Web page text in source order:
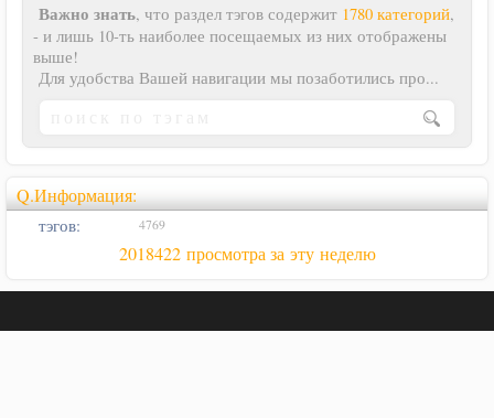
Важно знать, что раздел тэгов содержит 1780 категорий,
- и лишь 10-ть наиболее посещаемых из них отображены
выше!
Для удобства Вашей навигации мы позаботились про...
Q.Информация:
тэгов: 4769
2018422 просмотра за эту неделю